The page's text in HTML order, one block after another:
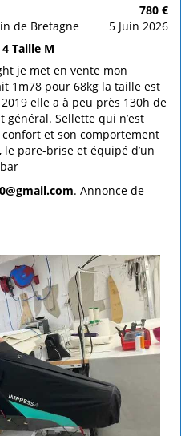
780 €
de Bretagne
5 Juin 2026
Taille M
je met en vente mon
1m78 pour 68kg la taille est
elle a à peu près 130h de
général. Sellette qui n’est
et son comportement
le pare-brise et équipé d’un
. Annonce de